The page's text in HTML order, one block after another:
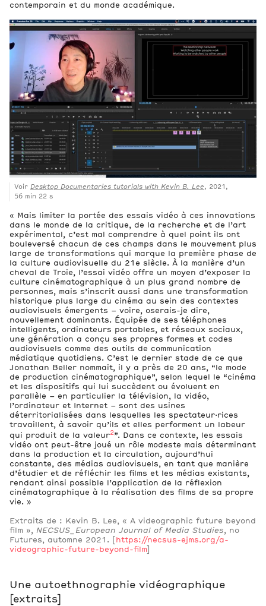
contemporain et du monde académique.
Voir Desktop Documentaries tutorials with Kevin B. Lee , 2021,
56 min 22 s
« Mais limiter la portée des essais vidéo à ces innovations
dans le monde de la critique, de la recherche et de l’art
expérimental, c’est mal comprendre à quel point ils ont
bouleversé chacun de ces champs dans le mouvement plus
large de transformations qui marque la première phase de
la culture audiovisuelle du 21e siècle. À la manière d’un
cheval de Troie, l’essai vidéo offre un moyen d’exposer la
culture cinématographique à un plus grand nombre de
personnes, mais s’inscrit aussi dans une transformation
historique plus large du cinéma au sein des contextes
audiovisuels émergents – voire, oserais-je dire,
nouvellement dominants. Équipée de ses téléphones
intelligents, ordinateurs portables, et réseaux sociaux,
une génération a conçu ses propres formes et codes
audiovisuels comme des outils de communication
médiatique quotidiens. C’est le dernier stade de ce que
Jonathan Beller nommait, il y a près de 20 ans, “le mode
de production cinématographique”, selon lequel le “cinéma
et les dispositifs qui lui succèdent ou évoluent en
parallèle – en particulier la télévision, la vidéo,
l’ordinateur et Internet – sont des usines
déterritorialisées dans lesquelles les spectateur·rices
travaillent, à savoir qu’ils et elles performent un labeur
qui produit de la valeur2”. Dans ce contexte, les essais
vidéo ont peut-être joué un rôle modeste mais déterminant
dans la production et la circulation, aujourd’hui
constante, des médias audiovisuels, en tant que manière
d’étudier et de réfléchir les films et les médias existants,
rendant ainsi possible l’application de la réflexion
cinématographique à la réalisation des films de sa propre
vie. »
Extraits de : Kevin B. Lee, « A videographic future beyond
film », NECSUS_European Journal of Media Studies, no
Futures, automne 2021. [
https://necsus-ejms.org/a-
videographic-future-beyond-film
Une autoethnographie vidéographique
[extraits]